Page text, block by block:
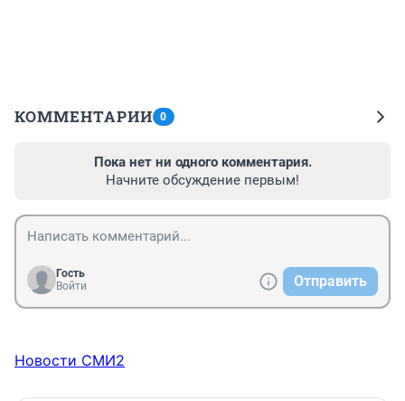
КОММЕНТАРИИ 0
Пока нет ни одного комментария.
Начните обсуждение первым!
Гость
Войти
Отправить
Новости СМИ2